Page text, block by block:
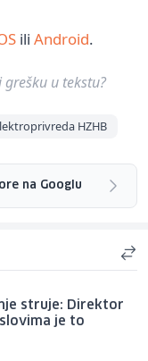
ili Android.
u tekstu?
HZHB
na Googlu
struje: Direktor
je to